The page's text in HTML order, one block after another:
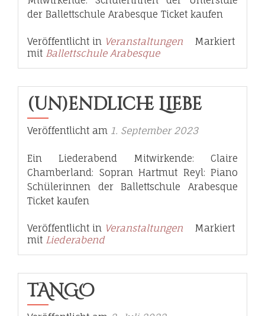
der Ballettschule Arabesque Ticket kaufen
Veröffentlicht in Veranstaltungen
Markiert
mit Ballettschule Arabesque
(Un)endliche Liebe
Veröffentlicht am 1. September 2023
Ein Liederabend Mitwirkende: Claire
Chamberland: Sopran Hartmut Reyl: Piano
Schülerinnen der Ballettschule Arabesque
Ticket kaufen
Veröffentlicht in Veranstaltungen
Markiert
mit Liederabend
TANGO